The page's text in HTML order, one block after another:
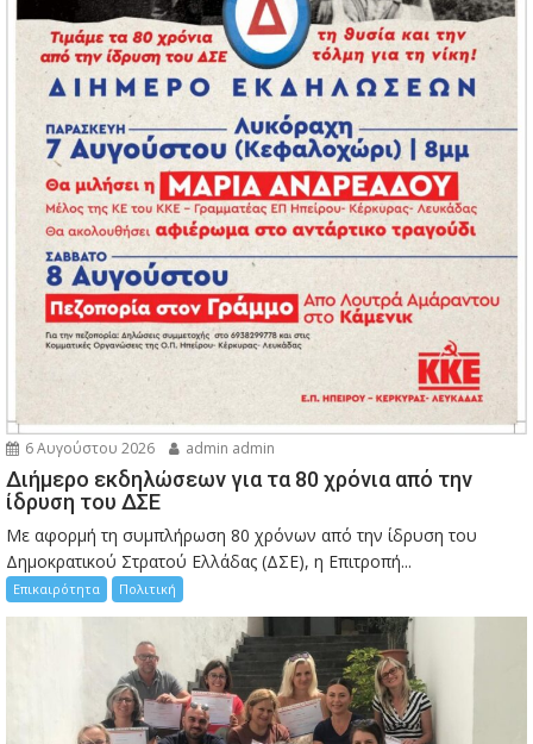
6 Αυγούστου 2026 admin admin
Διήμερο εκδηλώσεων για τα 80 χρόνια από την
ίδρυση του ΔΣΕ
Με αφορμή τη συμπλήρωση 80 χρόνων από την ίδρυση του
Δημοκρατικού Στρατού Ελλάδας (ΔΣΕ), η Επιτροπή...
Επικαιρότητα Πολιτική